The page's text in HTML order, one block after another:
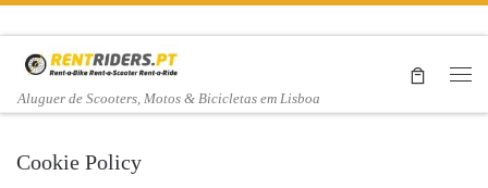
Skip to content
Aluguer de Scooters, Motos & Bicicletas em Lisboa
Cookie Policy